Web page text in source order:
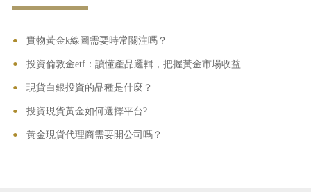
•
• 實物黃金k線圖需要時常關注嗎？
• 投資倫敦金etf：讀懂產品邏輯，把握黃金市場收益
• 現貨白銀投資的品種是什麼？
• 投資現貨黃金如何選擇平台?
• 黃金現貨代理商需要開公司嗎？